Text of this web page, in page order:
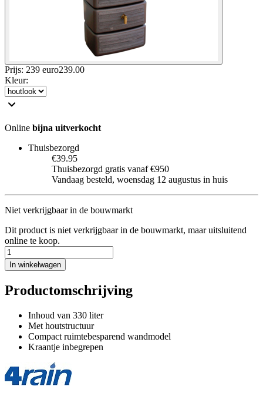
Prijs: 239 euro239.00
Kleur:
Online bijna uitverkocht
Thuisbezorgd
€39.95
Thuisbezorgd gratis vanaf €950
Vandaag besteld, woensdag 12 augustus in huis
Niet verkrijgbaar in de bouwmarkt
Dit product is niet verkrijgbaar in de bouwmarkt, maar uitsluitend
online te koop.
In winkelwagen
Productomschrijving
Inhoud van 330 liter
Met houtstructuur
Compact ruimtebesparend wandmodel
Kraantje inbegrepen